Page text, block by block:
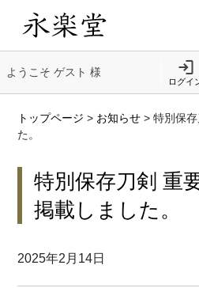
ようこそ ゲスト 様
ログイ
トップページ > お知らせ >特別保
た。
特別保存刀剣 重
掲載しました。
2025年2月14日